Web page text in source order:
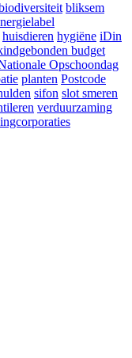
bliksem
huisdieren hygiëne iDin
budget
Opschoondag
planten Postcode
sifon slot smeren
verduurzaming